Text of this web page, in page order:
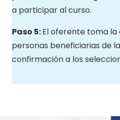
a participar al curso.
Paso 5:El oferente toma la
personas beneficiarias de
confirmación a los